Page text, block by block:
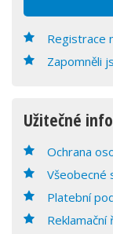
Registrace
Zapomněli
Užitečné
Ochrana
Všeobecné
Platební
Reklamační